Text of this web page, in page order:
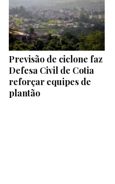
Previsão de ciclone faz
Defesa Civil de Cotia
reforçar equipes de
plantão